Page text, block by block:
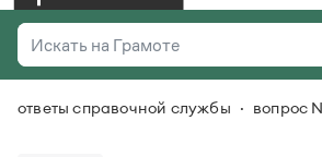
Искать на Грамоте
Справочная служба
Везде
ответы справочной службы вопрос